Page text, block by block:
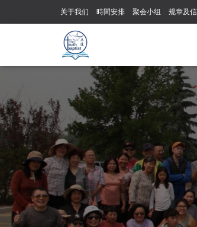
关于我们 時間安排 聚会小组 规章及